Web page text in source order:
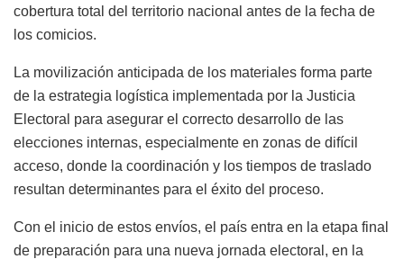
cobertura total del territorio nacional antes de la fecha de
los comicios.
La movilización anticipada de los materiales forma parte
de la estrategia logística implementada por la Justicia
Electoral para asegurar el correcto desarrollo de las
elecciones internas, especialmente en zonas de difícil
acceso, donde la coordinación y los tiempos de traslado
resultan determinantes para el éxito del proceso.
Con el inicio de estos envíos, el país entra en la etapa final
de preparación para una nueva jornada electoral, en la